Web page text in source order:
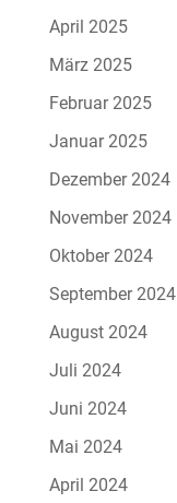
April 2025
März 2025
Februar 2025
Januar 2025
Dezember 2024
November 2024
Oktober 2024
September 2024
August 2024
Juli 2024
Juni 2024
Mai 2024
April 2024